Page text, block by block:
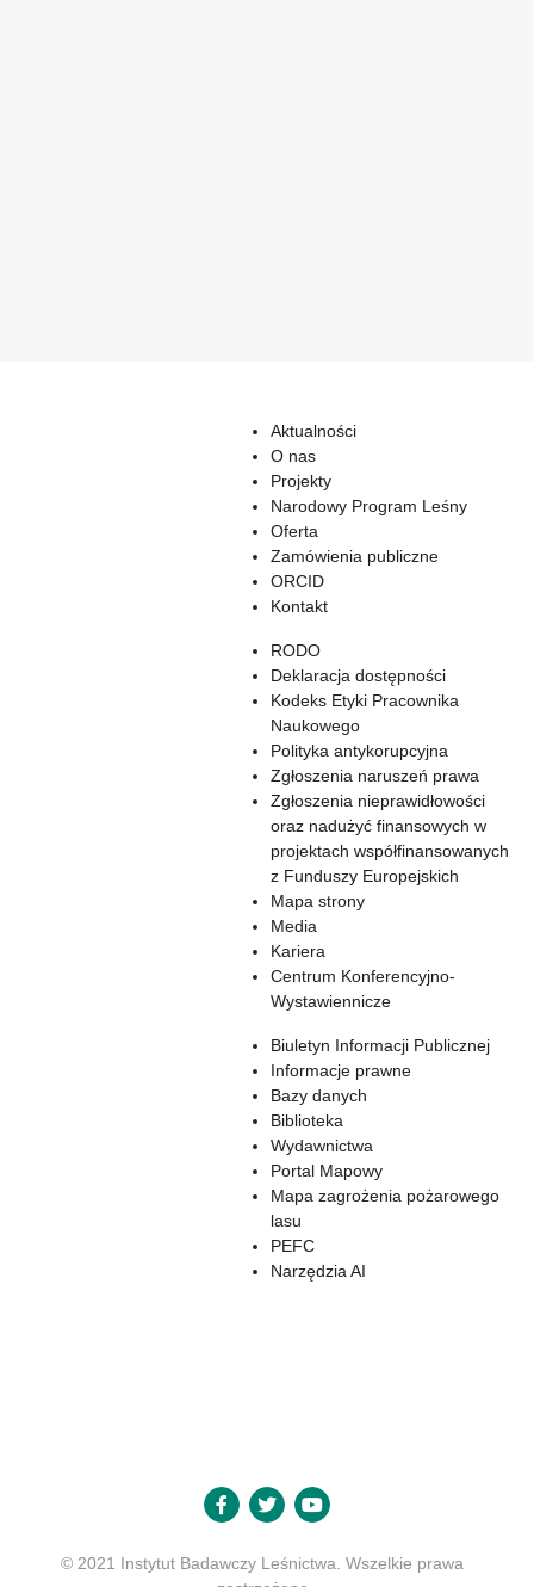
Aktualności
O nas
Projekty
Narodowy Program Leśny
Oferta
Zamówienia publiczne
ORCID
Kontakt
RODO
Deklaracja dostępności
Kodeks Etyki Pracownika
Naukowego
Polityka antykorupcyjna
Zgłoszenia naruszeń prawa
Zgłoszenia nieprawidłowości
oraz nadużyć finansowych w
projektach współfinansowanych
z Funduszy Europejskich
Mapa strony
Media
Kariera
Centrum Konferencyjno-
Wystawiennicze
Biuletyn Informacji Publicznej
Informacje prawne
Bazy danych
Biblioteka
Wydawnictwa
Portal Mapowy
Mapa zagrożenia pożarowego
lasu
PEFC
Narzędzia AI
© 2021 Instytut Badawczy Leśnictwa. Wszelkie prawa